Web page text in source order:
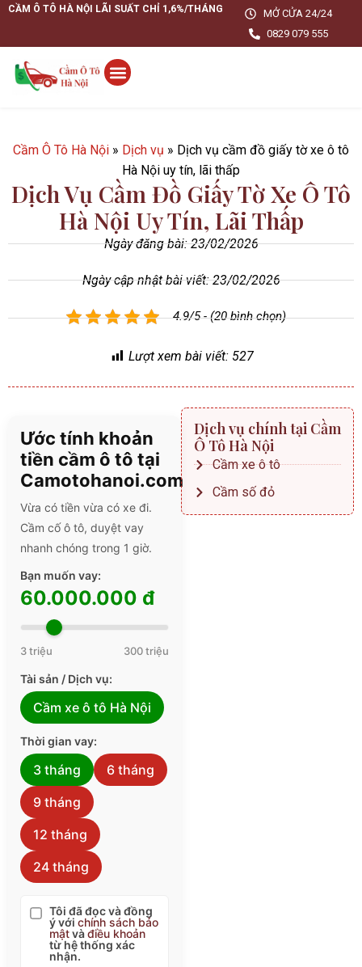
CẦM Ô TÔ HÀ NỘI LÃI SUẤT CHỈ 1,6%/THÁNG
MỞ CỬA 24/24
0829 079 555
Cầm Ô Tô Hà Nội » Dịch vụ » Dịch vụ cầm đồ giấy tờ xe ô tô
Hà Nội uy tín, lãi thấp
Dịch Vụ Cầm Đồ Giấy Tờ Xe Ô Tô
Hà Nội Uy Tín, Lãi Thấp
Ngày đăng bài: 23/02/2026
Ngày cập nhật bài viết: 23/02/2026
4.9/5 - (20 bình chọn)
Lượt xem bài viết: 527
Ước tính khoản
tiền cầm ô tô tại
Camotohanoi.com
Vừa có tiền vừa có xe đi.
Cầm cố ô tô, duyệt vay
nhanh chóng trong 1 giờ.
Bạn muốn vay:
60.000.000 đ
3 triệu 300 triệu
Tài sản / Dịch vụ:
Cầm xe ô tô Hà Nội
Thời gian vay:
3 tháng
6 tháng
9 tháng
12 tháng
24 tháng
Tôi đã đọc và đồng
ý với chính sách bảo
mậtvàđiều khoản
từ hệ thống xác
nhận.
Dịch vụ chính tại Cầm
Ô Tô Hà Nội
Cầm xe ô tô
Cầm số đỏ